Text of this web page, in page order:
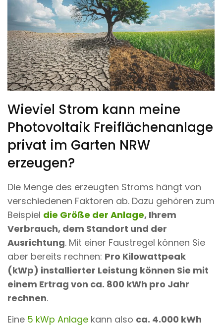
Wieviel Strom kann meine
Photovoltaik Freiflächenanlage
privat im Garten NRW
erzeugen?
Die Menge des erzeugten Stroms hängt von
verschiedenen Faktoren ab. Dazu gehören zum
Beispiel die Größe der Anlage, Ihrem
Verbrauch, dem Standort und der
Ausrichtung. Mit einer Faustregel können Sie
aber bereits rechnen: Pro Kilowattpeak
(kWp) installierter Leistung können Sie mit
einem Ertrag von ca. 800 kWh pro Jahr
rechnen.
Eine 5 kWp Anlage kann also ca. 4.000 kWh